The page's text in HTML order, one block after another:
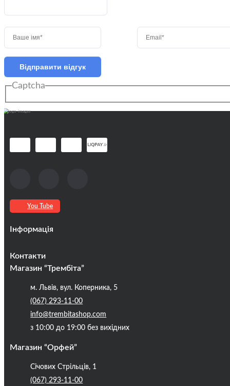
Відправити відгук
Captcha
You Tube
Інформація
Кредити
Контакти
Публічна оферта
Бренди
Блог
Контакти
Магазин “Трембіта”
м. Львів, вул. Коперника, 5
(067) 293-11-00
info@trembitashop.com
з 10:00 до 19:00 без вихідних
Магазин “Орфей”
Січових Стрільців, 1
(067) 293-11-00